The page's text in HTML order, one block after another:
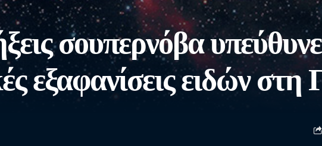
σουπερνόβα
εξαφανίσεις ειδών στη